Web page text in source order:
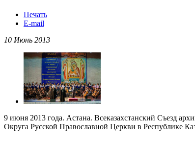
Печать
E-mail
10 Июнь 2013
9 июня 2013 года. Астана. Всеказахстанский Съезд
Округа Русской Православной Церкви в Республике